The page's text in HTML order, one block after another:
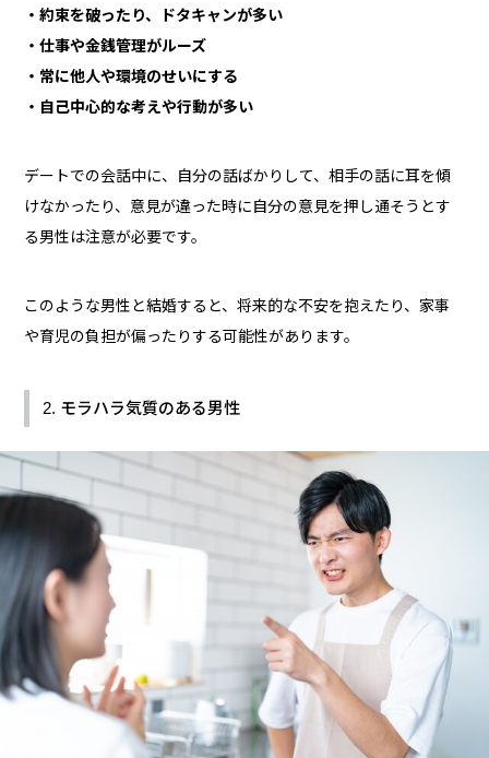
・約束を破ったり、ドタキャンが多い
・仕事や金銭管理がルーズ
・常に他人や環境のせいにする
・自己中心的な考えや行動が多い
デートでの会話中に、自分の話ばかりして、相手の話に耳を傾
けなかったり、意見が違った時に自分の意見を押し通そうとす
る男性は注意が必要です。
このような男性と結婚すると、将来的な不安を抱えたり、家事
や育児の負担が偏ったりする可能性があります。
2. モラハラ気質のある男性